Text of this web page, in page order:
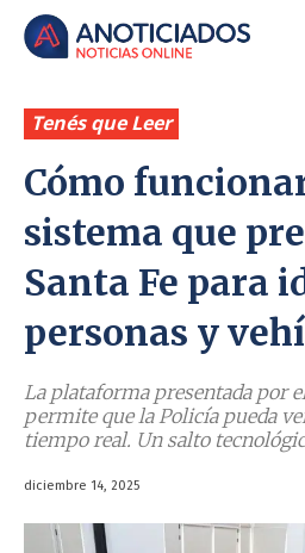
Tenés que Leer
Cómo
sistema que
Santa Fe para
personas y
La plataforma presentada por
permite que la Policía pueda
tiempo real. Un salto
diciembre 14, 2025